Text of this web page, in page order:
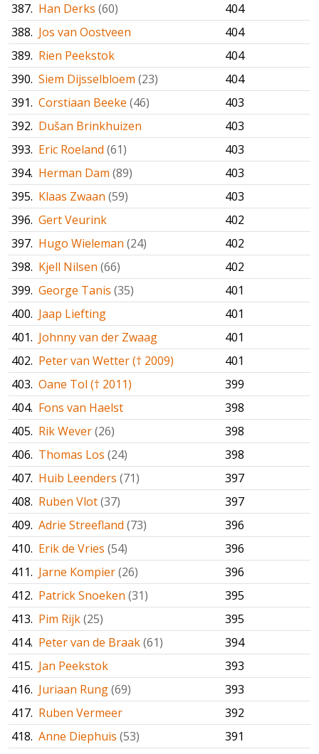
387. Han Derks (60)
404
388. Jos van Oostveen
404
389. Rien Peekstok
404
390. Siem Dijsselbloem (23)
404
391. Corstiaan Beeke (46)
403
392. Dušan Brinkhuizen
403
393. Eric Roeland (61)
403
394. Herman Dam (89)
403
395. Klaas Zwaan (59)
403
396. Gert Veurink
402
397. Hugo Wieleman (24)
402
398. Kjell Nilsen (66)
402
399. George Tanis (35)
401
400. Jaap Liefting
401
401. Johnny van der Zwaag
401
402. Peter van Wetter († 2009)
401
403. Oane Tol († 2011)
399
404. Fons van Haelst
398
405. Rik Wever(26)
398
406. Thomas Los (24)
398
407. Huib Leenders (71)
397
408. Ruben Vlot(37)
397
409. Adrie Streefland (73)
396
410. Erik de Vries (54)
396
411. Jarne Kompier(26)
396
412. Patrick Snoeken (31)
395
413. Pim Rijk(25)
395
414. Peter van de Braak(61)
394
415. Jan Peekstok
393
416. Juriaan Rung(69)
393
417. Ruben Vermeer
392
418. Anne Diephuis (53)
391